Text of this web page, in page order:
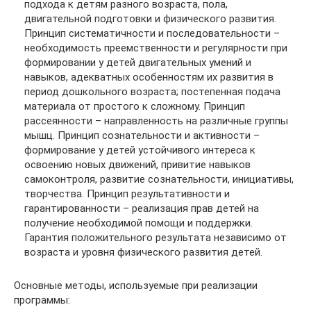
подхода к детям разного возраста, пола,
двигательной подготовки и физического развития.
Принцип систематичности и последовательности –
необходимость преемственности и регулярности при
формировании у детей двигательных умений и
навыков, адекватных особенностям их развития в
период дошкольного возраста; постепенная подача
материала от простого к сложному. Принцип
рассеянности – направленность на различные группы
мышц. Принцип сознательности и активности –
формирование у детей устойчивого интереса к
освоению новых движений, привитие навыков
самоконтроля, развитие сознательности, инициативы,
творчества. Принцип результативности и
гарантированности – реализация прав детей на
получение необходимой помощи и поддержки.
Гарантия положительного результата независимо от
возраста и уровня физического развития детей.
Основные методы, используемые при реализации
программы: